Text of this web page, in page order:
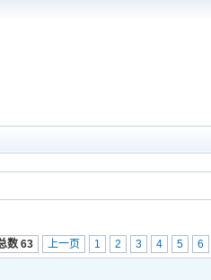
数 63 上一页 1 2 3 4 5 6